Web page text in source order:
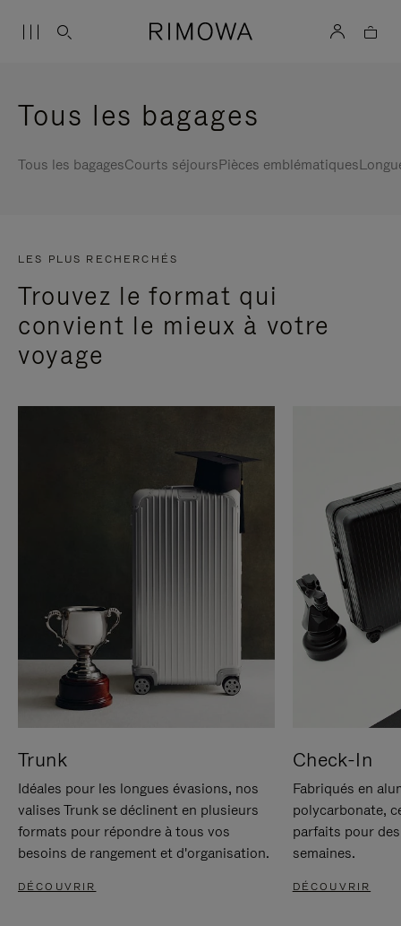
Tous les bagages
Tous les bagagesCourts séjoursPièces emblématiques
LES PLUS RECHERCHÉS
Trouvez le format qui
convient le mieux à votre
voyage
Trunk
Idéales pour les longues évasions, nos
valises Trunk se déclinent en plusieurs
formats pour répondre à tous vos
besoins de rangement et d'organisation.
DÉCOUVRIR
Check-In
Fabriqués en
polycarbonate,
parfaits pour
semaines.
DÉCOUVRIR